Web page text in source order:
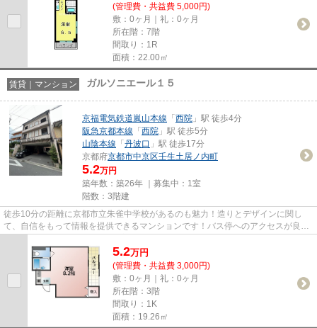
(管理費・共益費 5,000円)
敷：0ヶ月｜礼：0ヶ月
所在階：7階
間取り：1R
面積：22.00㎡
賃貸｜マンション ガルソニエール１５
京福電気鉄道嵐山本線 「 西院 」駅 徒歩4分
阪急京都本線 「 西院 」駅 徒歩5分
山陰本線 「 丹波口 」駅 徒歩17分
京都府京都市中京区壬生土居ノ内町
5.2万円
築年数：築26年 ｜募集中： 1室
階数：3階建
徒歩10分の距離に京都市立朱雀中学校があるのも魅力！造りとデザインに関し
て、自信をもって情報を提供できるマンションです！バス停へのアクセスが良
5.2万円
(管理費・共益費 3,000円)
敷：0ヶ月｜礼：0ヶ月
所在階：3階
間取り：1K
面積：19.26㎡